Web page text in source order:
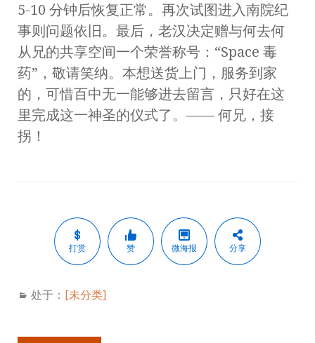
5-10 分钟后恢复正常。再次试图进入南院纪
事则问题依旧。最后，老汉决定赠与何去何
从兄的共享空间一个荣誉称号：“Space 毒
药”，敬请笑纳。本想送货上门，服务到家
的，可惜百中无一能够进去留言，只好在这
里完成这一神圣的仪式了。—— 何兄，接
拐！
打赏 赞 微海报 分享
处于： [未分类]